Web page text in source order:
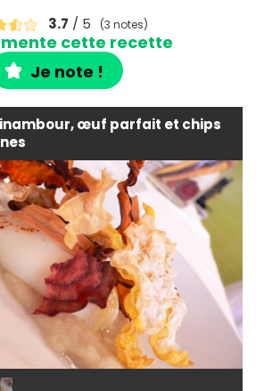
3.7 / 5 (3 notes)
cette recette
Je note !
œuf parfait et chips